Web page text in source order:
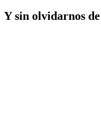
Y sin olvidarnos de